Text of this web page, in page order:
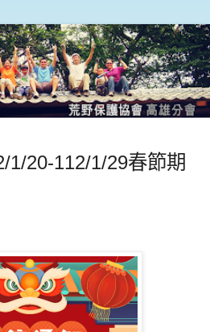
1/20-112/1/29春節期